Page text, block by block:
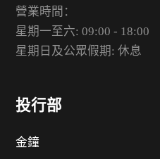
營業時間：
星期一至六: 09:00 - 18:00
星期日及公眾假期: 休息
投行部
金鐘